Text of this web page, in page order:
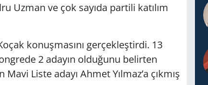
Uzman ve çok sayıda partili katılım
konuşmasını gerçekleştirdi. 13
2 adayın olduğunu belirten
Liste adayı Ahmet Yılmaz’a çıkmış